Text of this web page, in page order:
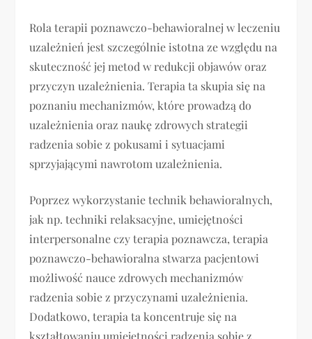
Rola terapii poznawczo-behawioralnej w leczeniu
uzależnień jest szczególnie istotna ze względu na
skuteczność jej metod w redukcji objawów oraz
przyczyn uzależnienia. Terapia ta skupia się na
poznaniu mechanizmów, które prowadzą do
uzależnienia oraz naukę zdrowych strategii
radzenia sobie z pokusami i sytuacjami
sprzyjającymi nawrotom uzależnienia.
Poprzez wykorzystanie technik behawioralnych,
jak np. techniki relaksacyjne, umiejętności
interpersonalne czy terapia poznawcza, terapia
poznawczo-behawioralna stwarza pacjentowi
możliwość nauce zdrowych mechanizmów
radzenia sobie z przyczynami uzależnienia.
Dodatkowo, terapia ta koncentruje się na
kształtowaniu umiejętności radzenia sobie z